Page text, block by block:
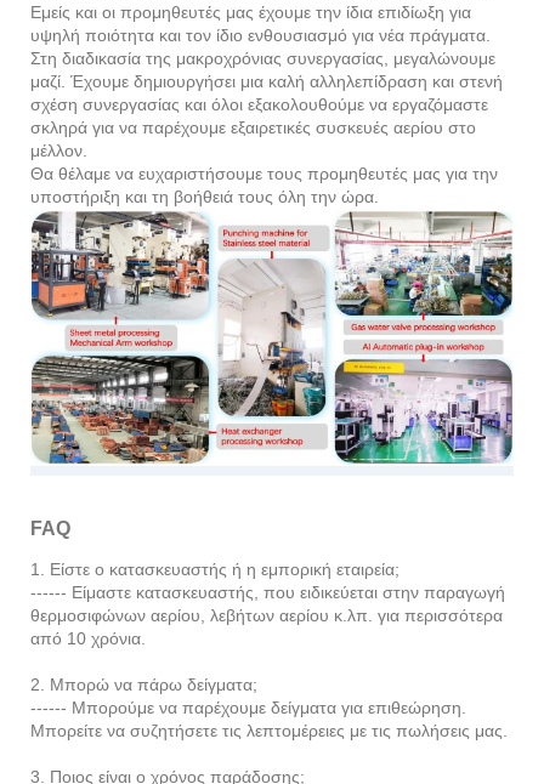
Εμείς και οι προμηθευτές μας έχουμε την ίδια επιδίωξη για
υψηλή ποιότητα και τον ίδιο ενθουσιασμό για νέα πράγματα.
Στη διαδικασία της μακροχρόνιας συνεργασίας, μεγαλώνουμε
μαζί. Έχουμε δημιουργήσει μια καλή αλληλεπίδραση και στενή
σχέση συνεργασίας και όλοι εξακολουθούμε να εργαζόμαστε
σκληρά για να παρέχουμε εξαιρετικές συσκευές αερίου στο
μέλλον.
Θα θέλαμε να ευχαριστήσουμε τους προμηθευτές μας για την
υποστήριξη και τη βοήθειά τους όλη την ώρα.
FAQ
1. Είστε ο κατασκευαστής ή η εμπορική εταιρεία;
------ Είμαστε κατασκευαστής, που ειδικεύεται στην παραγωγή
θερμοσιφώνων αερίου, λεβήτων αερίου κ.λπ. για περισσότερα
από 10 χρόνια.
2. Μπορώ να πάρω δείγματα;
------ Μπορούμε να παρέχουμε δείγματα για επιθεώρηση.
Μπορείτε να συζητήσετε τις λεπτομέρειες με τις πωλήσεις μας.
3. Ποιος είναι ο χρόνος παράδοσης;